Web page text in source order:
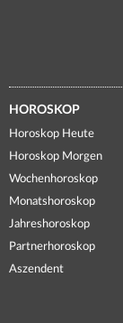
HOROSKOP
Horoskop Heute
Horoskop Morgen
Wochenhoroskop
Monatshoroskop
Jahreshoroskop
Partnerhoroskop
Aszendent